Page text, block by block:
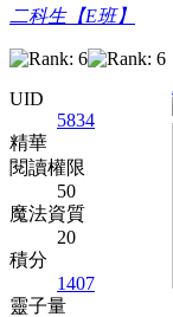
二科生【E班】
UID
5834
精華
閱讀權限
50
魔法資質
20
積分
1407
靈子量